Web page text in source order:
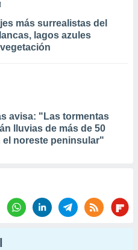
más surrealistas del
lagos azules
avisa: "Las tormentas
lluvias de más de 50
el noreste peninsular"